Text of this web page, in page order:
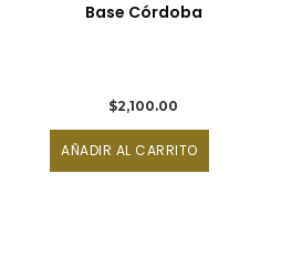
Base Córdoba
$2,100.00
AÑADIR AL CARRITO